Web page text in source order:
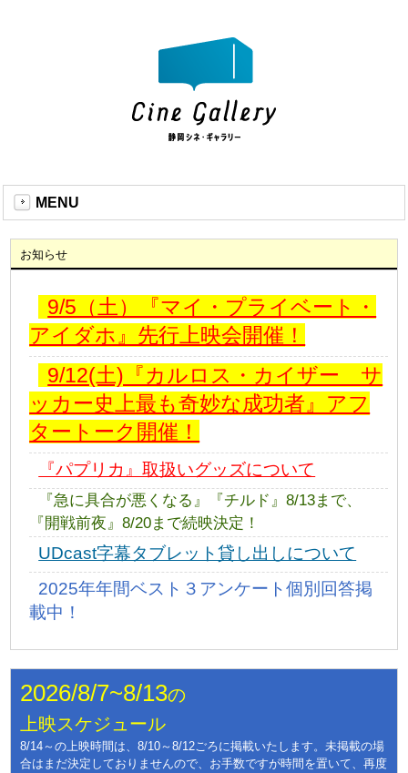
MENU
お知らせ
9/5（土）『マイ・プライベート・
アイダホ』先行上映会開催！
9/12(土)『カルロス・カイザー サ
ッカー史上最も奇妙な成功者』アフ
タートーク開催！
『パプリカ』取扱いグッズについて
『急に具合が悪くなる』『チルド』8/13まで、
『開戦前夜』8/20まで続映決定！
UDcast字幕タブレット貸し出しについて
2025年年間ベスト３アンケート個別回答掲
載中！
2026/8/7~8/13の
上映スケジュール
8/14～の上映時間は、8/10～8/12ごろに掲載いたします。未掲載の場
合はまだ決定しておりませんので、お手数ですが時間を置いて、再度